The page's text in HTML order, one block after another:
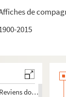
de
2015
Noix de coco
en coin
présidente
quoat
dormir à